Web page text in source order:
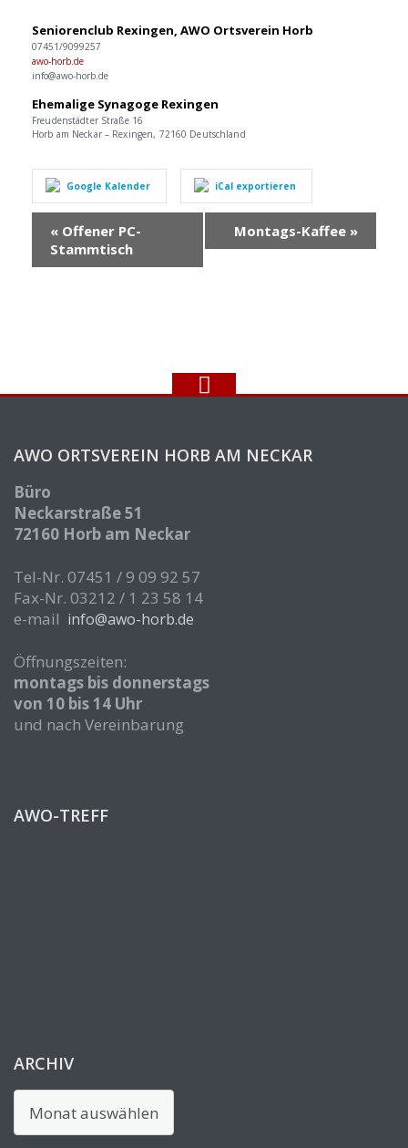
Seniorenclub Rexingen, AWO Ortsverein Horb
07451/9099257
awo-horb.de
info@awo-horb.de
Ehemalige Synagoge Rexingen
Freudenstädter Straße 16
Horb am Neckar – Rexingen, 72160 Deutschland
Google Kalender iCal exportieren
Veranstaltung
Navigation
« Offener PC-
Stammtisch
Montags-Kaffee »
AWO ORTSVEREIN HORB AM NECKAR
Büro
Neckarstraße 51
72160 Horb am Neckar
Tel-Nr. 07451 / 9 09 92 57
Fax-Nr. 03212 / 1 23 58 14
e-mail info@awo-horb.de
Öffnungszeiten:
montags bis donnerstags
von 10 bis 14 Uhr
und nach Vereinbarung
AWO-TREFF
ARCHIV
Archiv